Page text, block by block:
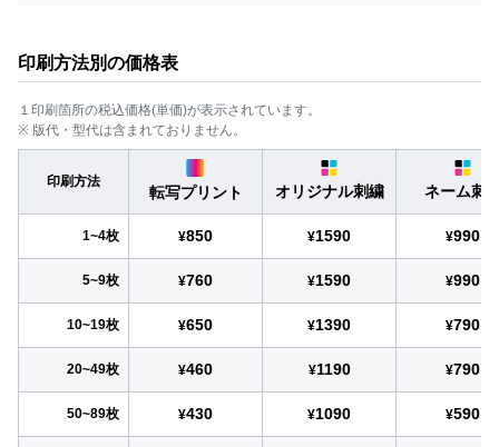
印刷方法別の価格表
１印刷箇所の税込価格(単価)が表示されています。
※ 版代・型代は含まれておりません。
印刷方法
転写プリント オリジナル刺繍 ネーム刺
1~4枚 ¥850 ¥1590 ¥990
5~9枚 ¥760 ¥1590 ¥990
10~19枚 ¥650 ¥1390 ¥790
20~49枚 ¥460 ¥1190 ¥790
50~89枚 ¥430 ¥1090 ¥590